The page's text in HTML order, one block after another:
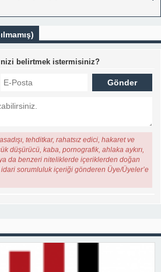
belirtmek istermisiniz?
tehditkar, rahatsız edici, hakaret ve
düşürücü, kaba, pornografik, ahlaka aykırı,
da benzeri niteliklerde içeriklerden doğan
sorumluluk içeriği gönderen Üye/Üyeler’e